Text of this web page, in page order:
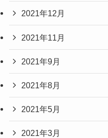
2021年12月
2021年11月
2021年9月
2021年8月
2021年5月
2021年3月